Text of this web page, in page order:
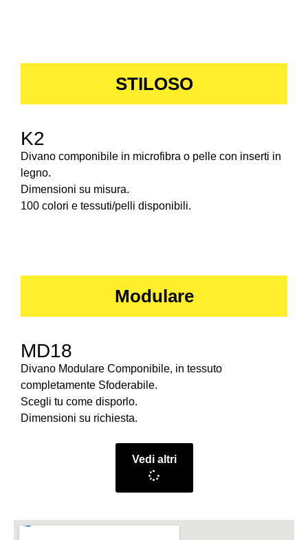
STILOSO
K2
Divano componibile in microfibra o pelle con inserti in
legno.
Dimensioni su misura.
100 colori e tessuti/pelli disponibili.
Modulare
MD18
Divano Modulare Componibile, in tessuto
completamente Sfoderabile.
Scegli tu come disporlo.
Dimensioni su richiesta.
Vedi altri